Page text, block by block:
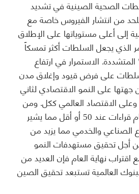
الصحية الصينية في تشديد
من انتشار الفيروس خاصة مع
إلى أعلى مستوياتها على الإطلاق
الذي يجعل السلطات أكثر تمسكاً
الاستمرار في ارتفاع
على فرض قيود وإغلاق مدن
على النمو الاقتصادي لثاني
وعلى الاقتصاد العالمي ككل. ومن
المنتظر أن تظهر الأرقام قراءات عند 50 أو أقل مما يشير
الصناعي والخدمي مما يزيد من
أجل تحقيق مستهدفات النمو
5.5%. ومع اقتراب نهاية العام فإن العديد من
العالمية تستبعد تحقيق الصين